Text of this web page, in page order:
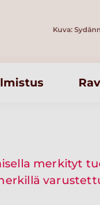
Kuva:
merkityt